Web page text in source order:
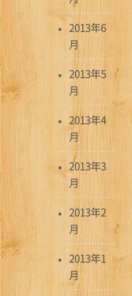
2013年6
月
2013年5
月
2013年4
月
2013年3
月
2013年2
月
2013年1
月